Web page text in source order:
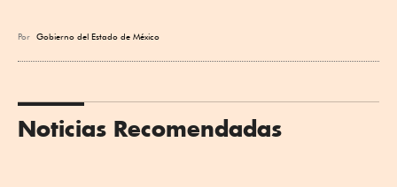
Por Gobierno del Estado de México
Noticias Recomendadas